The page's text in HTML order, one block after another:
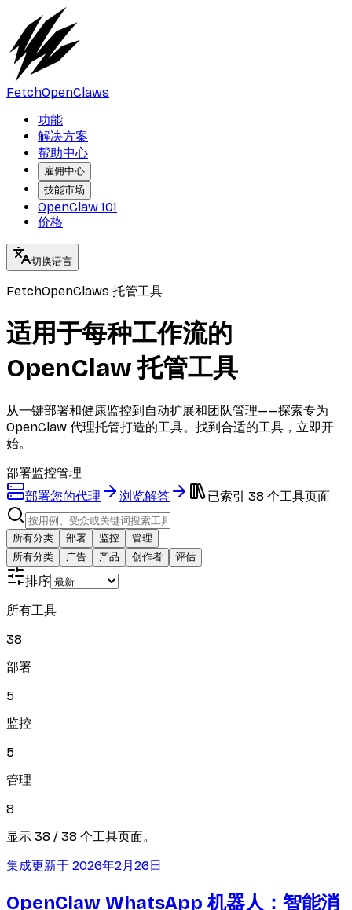
FetchOpenClaws
功能
解决方案
帮助中心
雇佣中心
技能市场
OpenClaw 101
价格
切换语言
FetchOpenClaws 托管工具
适用于每种工作流的
OpenClaw 托管工具
从一键部署和健康监控到自动扩展和团队管理——探索专为
OpenClaw 代理托管打造的工具。找到合适的工具，立即开
始。
部署监控管理
部署您的代理
浏览解答 已索引 38 个工具页面
所有分类 部署 监控
管理
所有分类
广告 产品 创作者 评估
排序
所有工具
38
部署
5
监控
5
管理
8
显示 38 / 38 个工具页面。
集成更新于 2026年2月26日
OpenClaw WhatsApp 机器人：智能消